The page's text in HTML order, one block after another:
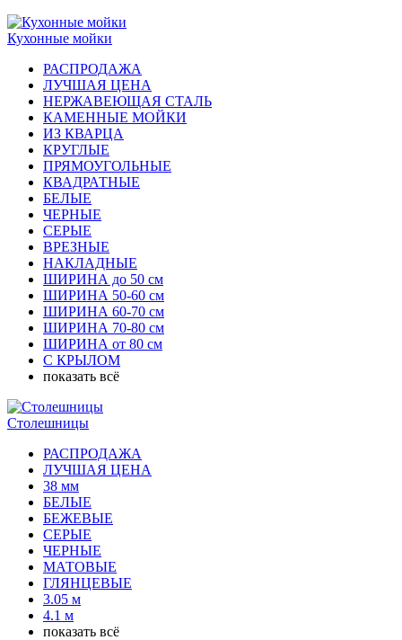
Кухонные мойки
РАСПРОДАЖА
ЛУЧШАЯ ЦЕНА
НЕРЖАВЕЮЩАЯ СТАЛЬ
КАМЕННЫЕ МОЙКИ
ИЗ КВАРЦА
КРУГЛЫЕ
ПРЯМОУГОЛЬНЫЕ
КВАДРАТНЫЕ
БЕЛЫЕ
ЧЕРНЫЕ
СЕРЫЕ
ВРЕЗНЫЕ
НАКЛАДНЫЕ
ШИРИНА до 50 см
ШИРИНА 50-60 см
ШИРИНА 60-70 см
ШИРИНА 70-80 см
ШИРИНА от 80 см
С КРЫЛОМ
показать всё
Столешницы
РАСПРОДАЖА
ЛУЧШАЯ ЦЕНА
38 мм
БЕЛЫЕ
БЕЖЕВЫЕ
СЕРЫЕ
ЧЕРНЫЕ
МАТОВЫЕ
ГЛЯНЦЕВЫЕ
3.05 м
4.1 м
показать всё